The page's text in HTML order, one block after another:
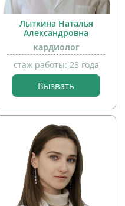
прием
детей
Лыткина Наталья
Александровна
кардиолог
стаж работы: 23 года
Вызвать